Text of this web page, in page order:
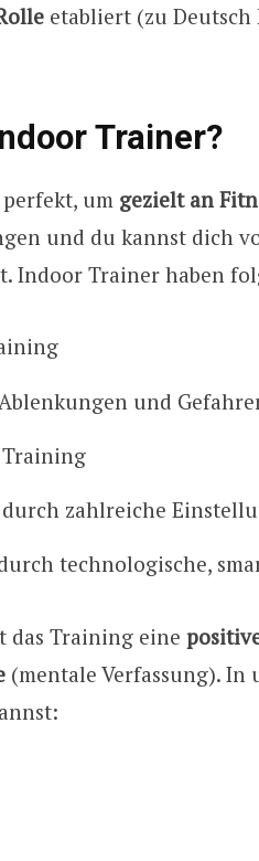
etabliert (zu Deutsch
Trainer?
um gezielt an
und du kannst dich
Indoor Trainer haben
und
zahlreiche
technologische,
das Training eine
(mentale Verfassung). In